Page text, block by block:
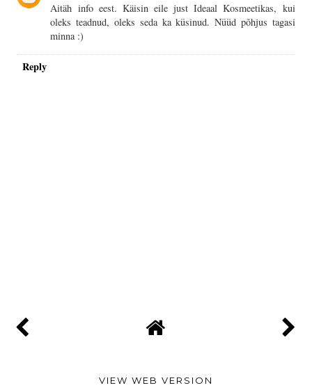
Aitäh info eest. Käisin eile just Ideaal Kosmeetikas, kui
oleks teadnud, oleks seda ka küsinud. Nüüd põhjus tagasi
minna :)
Reply
VIEW WEB VERSION